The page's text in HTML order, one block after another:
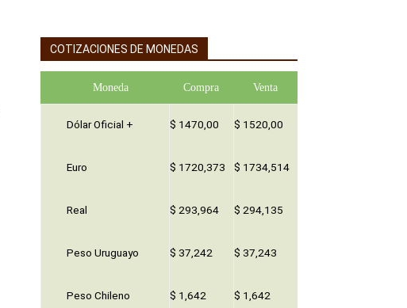
COTIZACIONES DE MONEDAS
Moneda Compra Venta
Dólar Oficial + $ 1470,00 $ 1520,00
Euro $ 1720,373 $ 1734,514
Real $ 293,964 $ 294,135
Peso Uruguayo $ 37,242 $ 37,243
Peso Chileno $ 1,642 $ 1,642